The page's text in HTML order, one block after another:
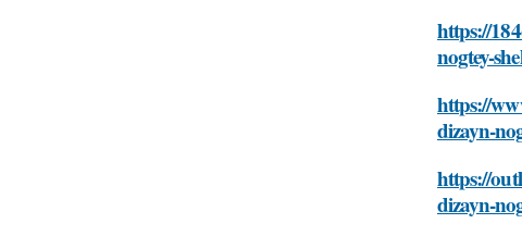
https://
nogtey-
https://
dizayn-
https://
dizayn-